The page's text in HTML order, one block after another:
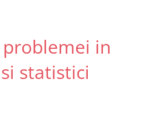
in
statistici